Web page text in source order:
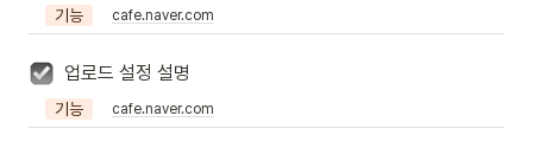
기능 cafe.naver.com
업로드 설정 설명
기능 cafe.naver.com